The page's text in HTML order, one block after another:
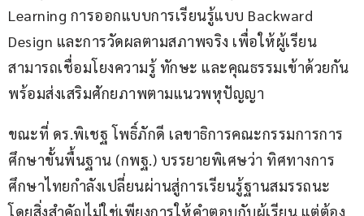
Learning การออกแบบการเรียนรู้แบบ Backward
Design และการวัดผลตามสภาพจริง เพื่อให้ผู้เรียน
สามารถเชื่อมโยงความรู้ ทักษะ และคุณธรรมเข้าด้วยกัน
พร้อมส่งเสริมศักยภาพตามแนวพหุปัญญา
ขณะที่ ดร.พิเชฐ โพธิ์ภักดี เลขาธิการคณะกรรมการการ
ศึกษาขั้นพื้นฐาน (กพฐ.) บรรยายพิเศษว่า ทิศทางการ
ศึกษาไทยกำลังเปลี่ยนผ่านสู่การเรียนรู้ฐานสมรรถนะ
โดยสิ่งสำคัญไม่ใช่เพียงการให้คำตอบกับผู้เรียน แต่ต้อง